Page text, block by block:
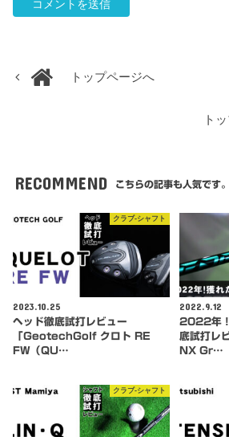
トップページへ
ト
RECOMMEND こちらの記事も人気です。
クラブ-シャフト
2023.10.25
ヘッド徹底試打レビュー
「GeotechGolf クロト RE
FW（QU…
2022.9.12
2022年！
底試打レ
NX Gr…
クラブ-シャフト